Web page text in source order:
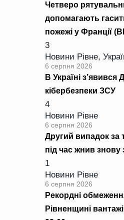
Четверо
допомагають
пожежі у Франції
3
Новини Рівне,
6 серпня 2026
В Україні з’явився
кібербезпеки ЗСУ
4
Новини Рівне
6 серпня 2026
Другий випадок за
під час жнив знову
1
Новини Рівне
6 серпня 2026
Рекордні
Рівненщині